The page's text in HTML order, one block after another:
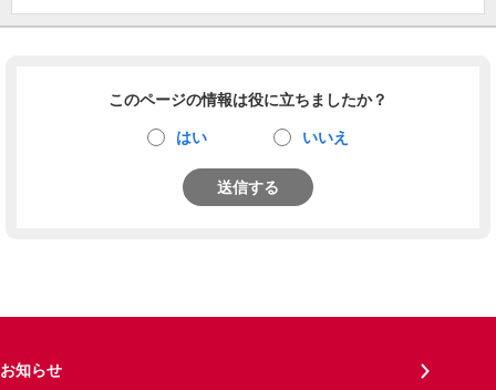
このページの情報は役に立ちましたか？
はい いいえ
送信する
お知らせ